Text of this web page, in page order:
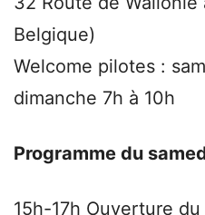
Belgique)
Welcome pilotes :
dimanche 7h à 10h
Programme du
15h-17h Ouverture